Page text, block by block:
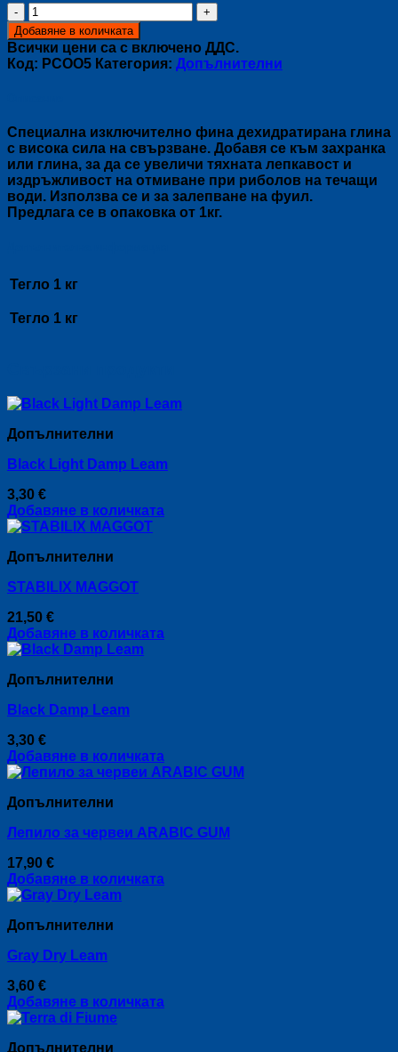
количество
за
TERRA
FONDO
BROWN
Добавяне в количката
Всички цени са с включено ДДС.
Код: PCOO5 Категория: Допълнителни
Специална изключително фина дехидратирана глина
с висока сила на свързване. Добавя се към захранка
или глина, за да се увеличи тяхната лепкавост и
издръжливост на отмиване при риболов на течащи
води. Използва се и за залепване на фуил.
Предлага се в опаковка от 1кг.
Тегло 1 кг
Тегло 1 кг
Допълнителни
Black Light Damp Leam
3,30 €
Добавяне в количката
Допълнителни
STABILIX MAGGOT
21,50 €
Добавяне в количката
Допълнителни
Black Damp Leam
3,30 €
Добавяне в количката
Допълнителни
Лепило за червеи ARABIC GUM
17,90 €
Добавяне в количката
Допълнителни
Gray Dry Leam
3,60 €
Добавяне в количката
Допълнителни